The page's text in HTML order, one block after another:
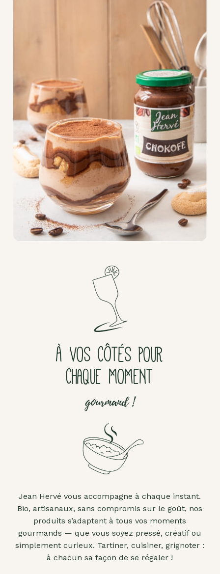
À VOS CÔTÉS POUR
CHAQUE MOMENT
gourmand !
Jean Hervé vous accompagne à chaque instant.
Bio, artisanaux, sans compromis sur le goût, nos
produits s’adaptent à tous vos moments
gourmands — que vous soyez pressé, créatif ou
simplement curieux. Tartiner, cuisiner, grignoter :
à chacun sa façon de se régaler !